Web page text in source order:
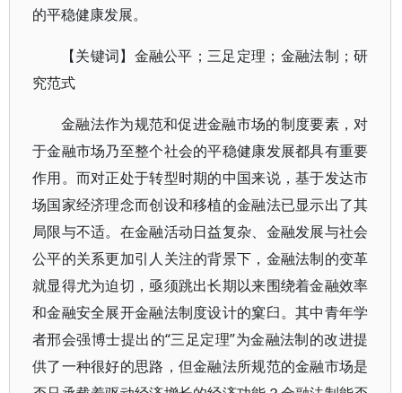
的平稳健康发展。
【关键词】金融公平；三足定理；金融法制；研
究范式
金融法作为规范和促进金融市场的制度要素，对
于金融市场乃至整个社会的平稳健康发展都具有重要
作用。而对正处于转型时期的中国来说，基于发达市
场国家经济理念而创设和移植的金融法已显示出了其
局限与不适。在金融活动日益复杂、金融发展与社会
公平的关系更加引人关注的背景下，金融法制的变革
就显得尤为迫切，亟须跳出长期以来围绕着金融效率
和金融安全展开金融法制度设计的窠臼。其中青年学
者邢会强博士提出的“三足定理”为金融法制的改进提
供了一种很好的思路，但金融法所规范的金融市场是